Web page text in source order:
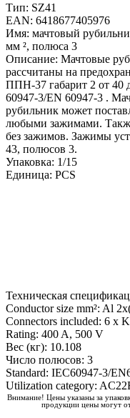
Тип: SZ41
EAN: 6418677405976
Имя: мачтовый
мм ², полюса 3
Описание: Мачтовые
рассчитаны на
ППН-37 габарит 2 от
60947-3/EN 60947-3 .
рубильник может
любыми зажимами.
без зажимов. Зажимы
43, полюсов 3.
Упаковка: 1/15
Единица: PCS
Техническая
Conductor size mm²: Al
Connectors included: 6 x
Rating: 400 A, 500 V
Вес (кг): 10.108
Число полюсов: 3
Standard: IEC60947-3/
Utilization category:
Внимание! Цены указаны за
продукции цены могут